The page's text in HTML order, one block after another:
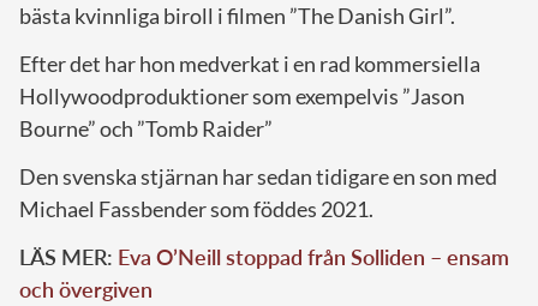
bästa kvinnliga biroll i filmen ”The Danish Girl”.
Efter det har hon medverkat i en rad kommersiella
Hollywoodproduktioner som exempelvis ”Jason
Bourne” och ”Tomb Raider”
Den svenska stjärnan har sedan tidigare en son med
Michael Fassbender som föddes 2021.
LÄS MER: Eva O’Neill stoppad från Solliden – ensam
och övergiven